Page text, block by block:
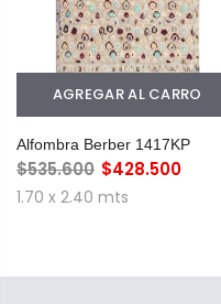
AGREGAR AL CARRO
Alfombra Berber 1417KP
$535.600 $428.500
1.70 x 2.40 mts